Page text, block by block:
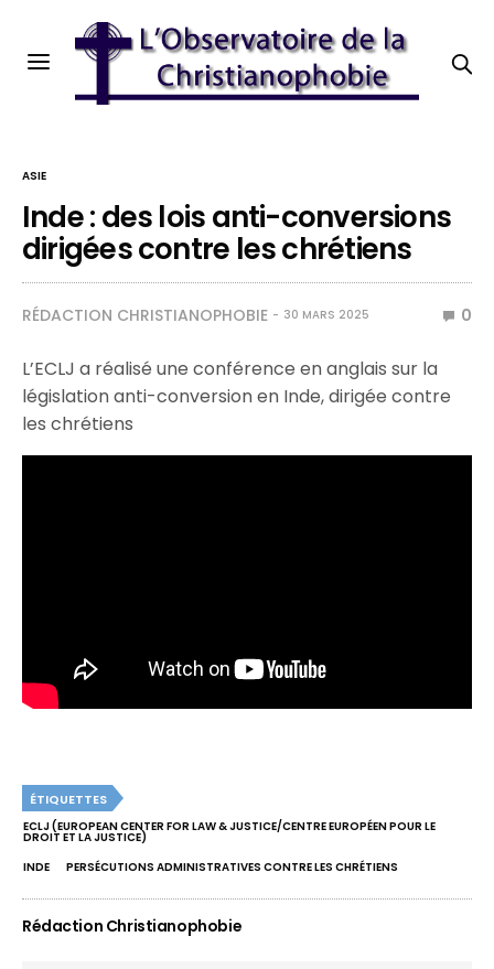
ASIE
Inde : des lois anti-conversions
dirigées contre les chrétiens
RÉDACTION CHRISTIANOPHOBIE 30 MARS 2025 0
L’ECLJ a réalisé une conférence en anglais sur la
législation anti-conversion en Inde, dirigée contre
les chrétiens
ÉTIQUETTES
ECLJ (EUROPEAN CENTER FOR LAW & JUSTICE/CENTRE EUROPÉEN POUR LE
DROIT ET LA JUSTICE)
INDE
PERSÉCUTIONS ADMINISTRATIVES CONTRE LES CHRÉTIENS
Rédaction Christianophobie